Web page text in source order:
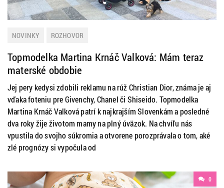
NOVINKY ROZHOVOR
Topmodelka Martina Krnáč Valková: Mám teraz
materské obdobie
Jej pery kedysi zdobili reklamu na rúž Christian Dior, známa je aj
vďaka foteniu pre Givenchy, Chanel či Shiseido. Topmodelka
Martina Krnáč Valková patrí k najkrajším Slovenkám a posledné
dva roky žije životom mamy na plný úväzok. Na chvíľu nás
vpustila do svojho súkromia a otvorene porozprávala o tom, aké
zlé prognózy si vypočula od
0